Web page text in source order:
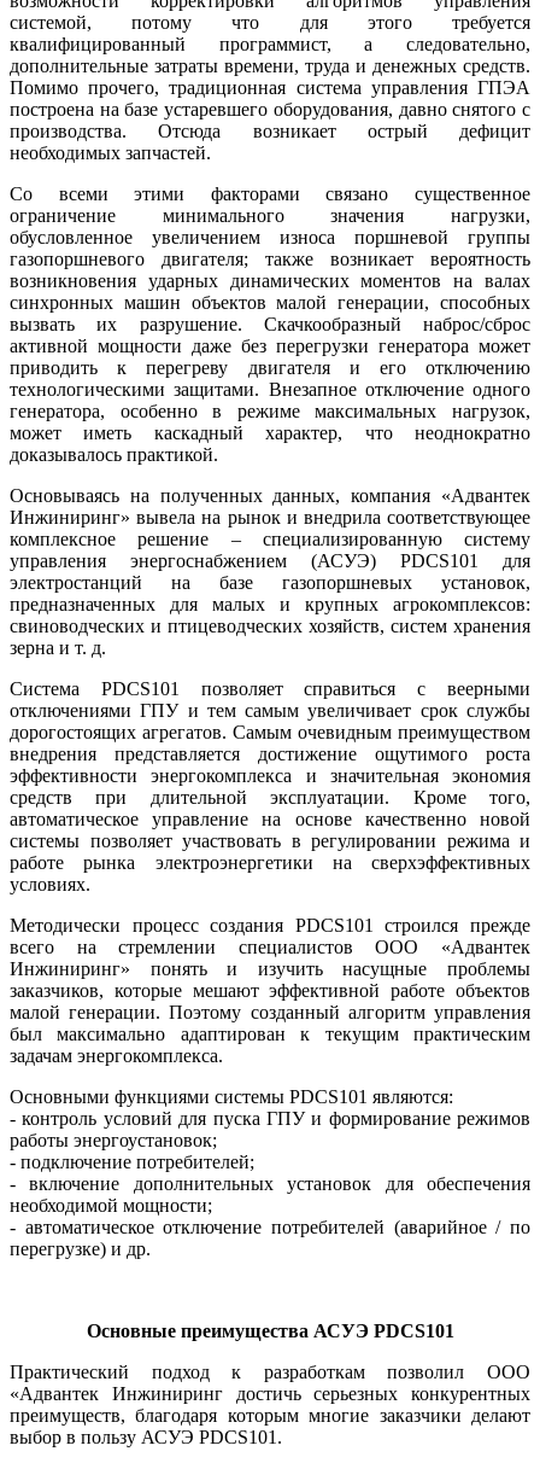
системой, потому что для этого требуется
квалифицированный программист, а следовательно,
дополнительные затраты времени, труда и денежных средств.
Помимо прочего, традиционная система управления ГПЭА
построена на ба­зе устаревшего оборудования, давно снятого с
производства. Отсюда возникает острый дефицит
необходимых запчастей.
Со всеми этими факторами связано существенное
ограничение минимального значения нагрузки,
обусловленное увеличением износа поршневой группы
газопоршневого двигателя; также возникает вероятность
возникновения ударных динамических моментов на валах
синхронных машин объектов малой генерации, способных
вызвать их разрушение. Скачкообразный наброс/сброс
активной мощности да­же без перегрузки генератора может
приводить к перегреву двигателя и его отключению
технологическими защитами. Внезапное отключение одного
генератора, особенно в режиме максимальных нагрузок,
может иметь каскадный характер, что неоднократно
доказывалось практикой.
Основываясь на полученных данных, компания «Адвантек
Инжиниринг» вывела на рынок и внедрила соответствующее
комплексное решение – специализированную систему
управления энергоснабжением (АСУЭ) PDCS101 для
электростанций на ба­зе газопоршневых установок,
предназначенных для малых и крупных агрокомплексов:
свиноводческих и птицеводческих хозяйств, систем хранения
зерна и т. д.
Система PDCS101 позволяет справиться с веерными
отключениями ГПУ и тем самым увеличивает срок службы
дорогостоящих агрегатов. Самым очевидным преимуществом
внедрения представляется достижение ощутимого роста
эффективности энергокомплекса и значительная экономия
средств при длительной эксплуатации. Кроме то­го,
автоматическое управление на основе качественно новой
системы позволяет участвовать в регулировании режима и
работе рынка электроэнергетики на сверхэффективных
условиях.
Методически процесс создания PDCS101 строился прежде
всего на стремлении специалистов ООО «Адвантек
Инжиниринг» понять и изучить насущные проблемы
заказчиков, которые мешают эффективной работе объектов
малой генерации. Поэтому созданный алгоритм управления
был максимально адаптирован к текущим практическим
задачам энергокомплекса.
Основными функциями системы PDCS101 являются:
- контроль условий для пуска ГПУ и формирование режимов
работы энергоустановок;
- подключение потребителей;
- включение дополнительных установок для обеспечения
необходимой мощности;
- автоматическое отключение потребителей (аварийное / по
перегрузке) и др.
Основные преимущества АСУЭ PDCS101
Практический подход к разработкам позволил ООО
«Адвантек Инжиниринг достичь серьезных конкурентных
преимуществ, благодаря которым многие заказчики делают
выбор в пользу АСУЭ PDCS101.